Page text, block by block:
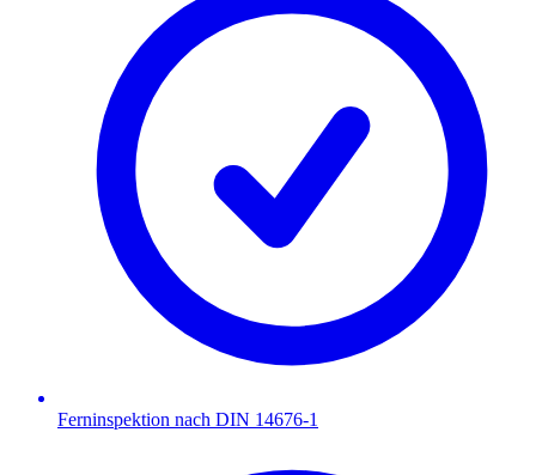
Ferninspektion nach DIN 14676-1